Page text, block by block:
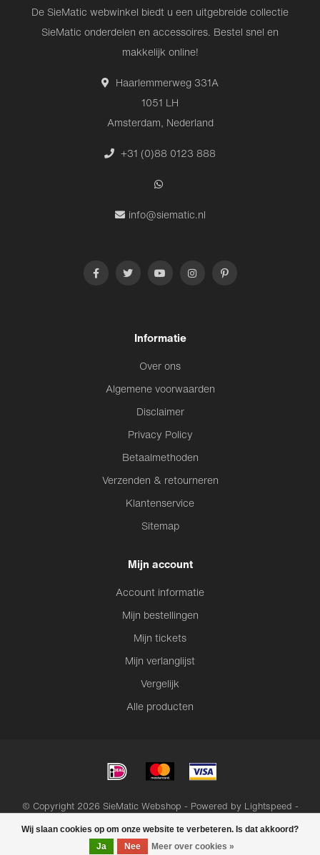
Wij slaan cookies op om onze website te verbeteren. Is dat akkoord?
Ja
Nee Meer over cookies »
De SieMatic webwinkel biedt u een uitgebreide collectie
SieMatic onderdelen en accessoires. Bestel snel en
makkelijk online!
Haarlemmerweg 331A
1051 LH
Amsterdam, Nederland
+31 (0)88 0123 888
info@siematic.nl
Informatie
Over ons
Algemene voorwaarden
Disclaimer
Privacy Policy
Betaalmethoden
Verzenden & retourneren
Klantenservice
Sitemap
Mijn account
Account informatie
Mijn bestellingen
Mijn tickets
Mijn verlanglijst
Vergelijk
Alle producten
© Copyright 2026 SieMatic Webshop - Powered by Lightspeed -
Lightspeed designbyDyvelopment